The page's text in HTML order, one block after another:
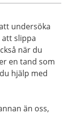
undersöka
slippa
när du
en tand som
hjälp med
än oss,